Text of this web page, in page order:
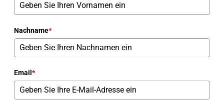
Nachname*
Email *